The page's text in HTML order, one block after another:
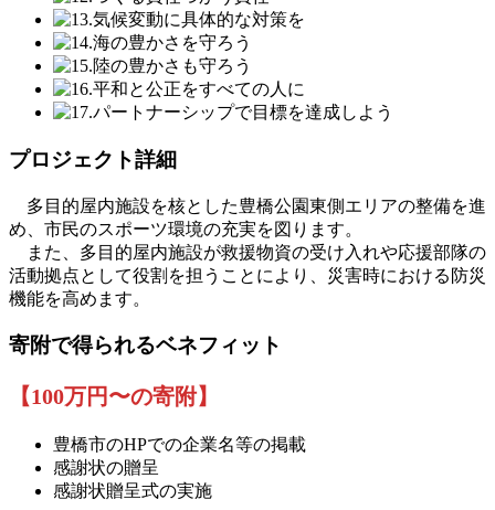
プロジェクト詳細
多目的屋内施設を核とした豊橋公園東側エリアの整備を進
め、市民のスポーツ環境の充実を図ります。
また、多目的屋内施設が救援物資の受け入れや応援部隊の
活動拠点として役割を担うことにより、災害時における防災
機能を高めます。
寄附で得られるベネフィット
【100万円〜の寄附】
豊橋市のHPでの企業名等の掲載
感謝状の贈呈
感謝状贈呈式の実施